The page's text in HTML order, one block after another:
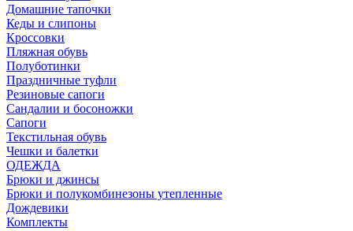
Домашние тапочки
Кеды и слипоны
Кроссовки
Пляжная обувь
Полуботинки
Праздничные туфли
Резиновые сапоги
Сандалии и босоножки
Сапоги
Текстильная обувь
Чешки и балетки
ОДЕЖДА
Брюки и джинсы
Брюки и полукомбинезоны утепленные
Дождевики
Комплекты